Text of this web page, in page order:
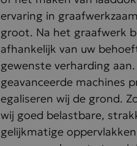
ervaring in
groot. Na het graafwerk
afhankelijk van uw
gewenste verharding
geavanceerde machines
egaliseren wij de grond.
wij goed belastbare,
gelijkmatige